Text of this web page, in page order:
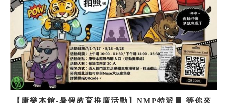
【康樂本館-暑假教育推廣活動】NMP特派員 等你來